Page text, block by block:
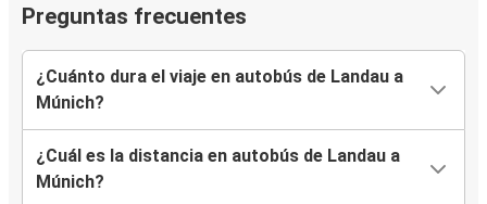
Preguntas frecuentes
¿Cuánto dura el viaje en autobús de Landau a
Múnich?
¿Cuál es la distancia en autobús de Landau a
Múnich?